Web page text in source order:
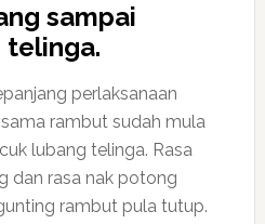
sampai
telinga.
perlaksanaan
rambut sudah mula
lubang telinga. Rasa
dan rasa nak potong
rambut pula tutup.